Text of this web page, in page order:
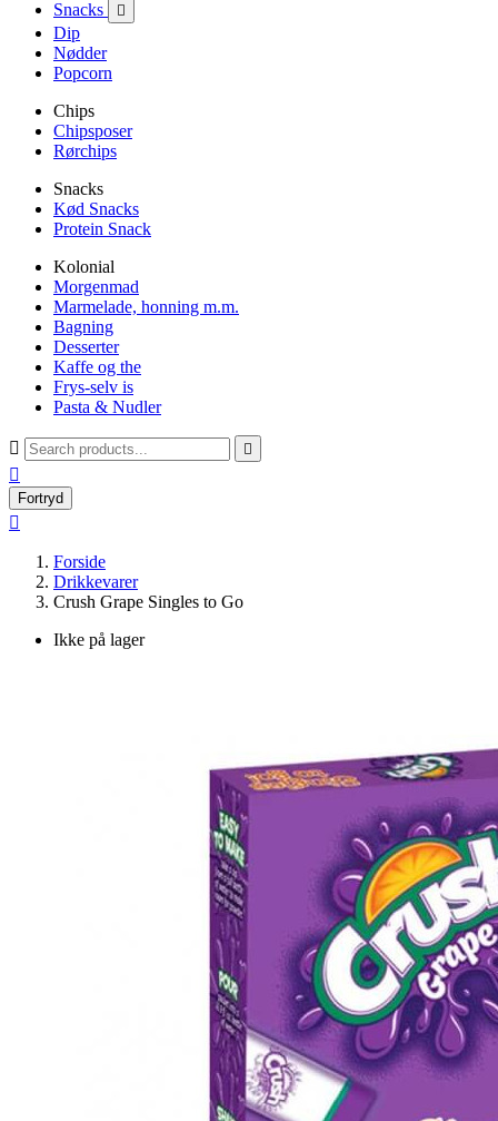
Snacks 
Dip
Nødder
Popcorn
Chips
Chipsposer
Rørchips
Snacks
Kød Snacks
Protein Snack
Kolonial
Morgenmad
Marmelade, honning m.m.
Bagning
Desserter
Kaffe og the
Frys-selv is
Pasta & Nudler
 

Fortryd

Forside
Drikkevarer
Crush Grape Singles to Go
Ikke på lager